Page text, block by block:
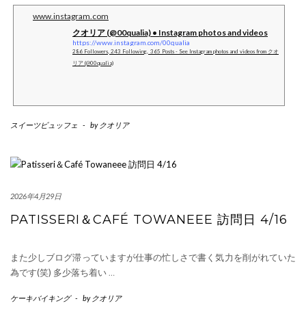
www.instagram.com
クオリア (@00qualia) • Instagram photos and videos
https://www.instagram.com/00qualia
286 Followers, 243 Following, 365 Posts - See Instagram photos and videos from クオ
リア (@00qualia)
スイーツビュッフェ - by クオリア
2026年4月29日
PATISSERI＆CAFÉ TOWANEEE 訪問日 4/16
また少しブログ滞っていますが仕事の忙しさで書く気力を削がれていた
為です(笑) 多少落ち着い …
ケーキバイキング - by クオリア